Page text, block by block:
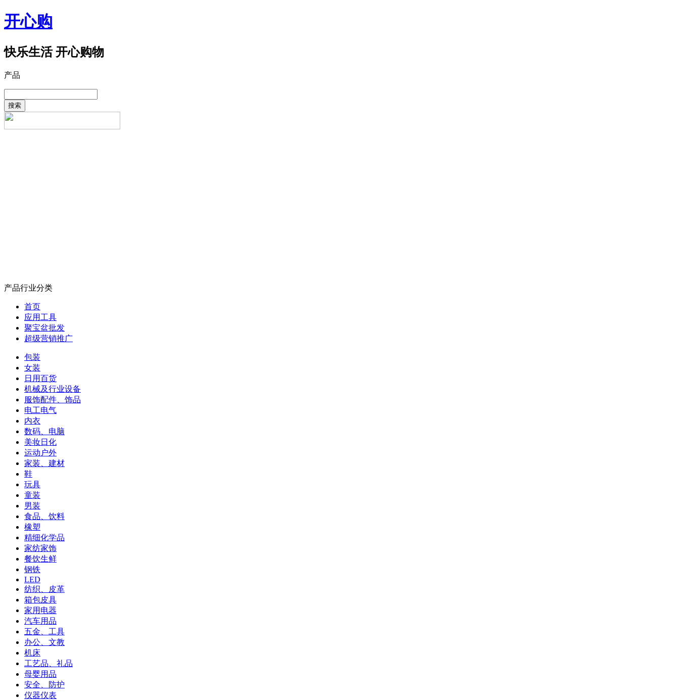
开心购
快乐生活 开心购物
产品
搜索
产品行业分类
首页
应用工具
聚宝盆批发
超级营销推广
包装
女装
日用百货
机械及行业设备
服饰配件、饰品
电工电气
内衣
数码、电脑
美妆日化
运动户外
家装、建材
鞋
玩具
童装
男装
食品、饮料
橡塑
精细化学品
家纺家饰
餐饮生鲜
钢铁
LED
纺织、皮革
箱包皮具
家用电器
汽车用品
五金、工具
办公、文教
机床
工艺品、礼品
母婴用品
安全、防护
仪器仪表